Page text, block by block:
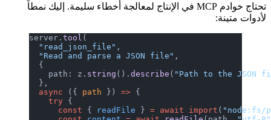
تحتاج خوادم MCP في الإنتاج لمعالجة أخطاء سليمة. إليك نمطاً
لأدوات متينة:
server.tool
  "read_json_file"
  "Read and parse a JSON file"
  {
    path: z.
string ().describe ( "Path to the
  },
  async
({ path }) => {
    try
{
      const
{ readFile } await import ( "node:fs/